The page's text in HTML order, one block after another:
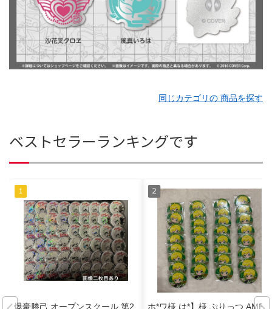
同じカテゴリの 商品を探す
ベストセラーランキングです
爆豪勝己 オープンスクール 第2 ホ*ワ様 は*】様 ぷりっつ AMPT